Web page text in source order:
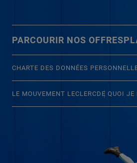
PARCOURIR NOS OFFRES
CHARTE DES DONNÉES
LE MOUVEMENT LECLERCDE QUOI JE